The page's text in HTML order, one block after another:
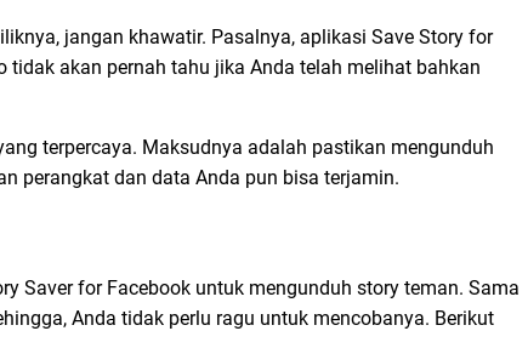
jangan khawatir. Pasalnya, aplikasi Save Story for
akan pernah tahu jika Anda telah melihat bahkan
terpercaya. Maksudnya adalah pastikan mengunduh
perangkat dan data Anda pun bisa terjamin.
Saver for Facebook untuk mengunduh story teman. Sama
Anda tidak perlu ragu untuk mencobanya. Berikut